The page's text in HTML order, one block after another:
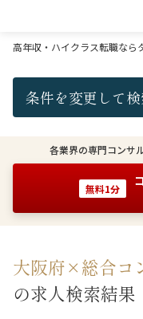
高年収・ハイクラス転職なら
条件を変更して
各業界の専門コンサ
無料1分
大阪府×総合コ
の求人検索結果